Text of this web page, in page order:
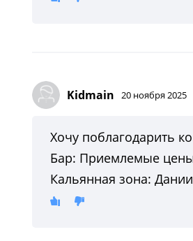
Kidmain 20 ноября 2025
Хочу поблагодарить
Бар: Приемлемые
Кальянная зона: